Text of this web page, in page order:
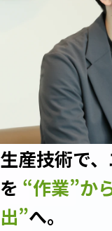
生産技術で
を “作業”か
出”へ。